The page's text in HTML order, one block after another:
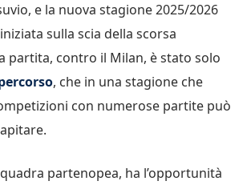
e la nuova stagione 2025/2026
sulla scia della scorsa
partita, contro il Milan, è stato solo
, che in una stagione che
con numerose partite può
partenopea, ha l’opportunità